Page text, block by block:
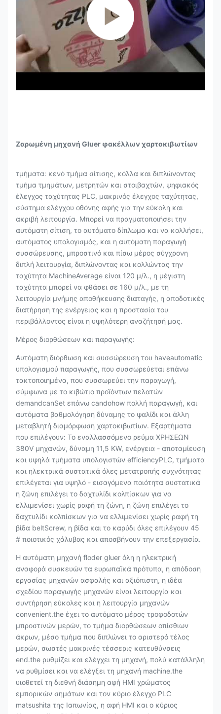
Ζαρωμένη μηχανή Gluer φακέλλων χαρτοκιβωτίων
τμήματα: κενό τμήμα σίτισης, κόλλα και διπλώνοντας
τμήμα τμημάτων, μετρητών και στοιβαχτών, ψηφιακός
έλεγχος ταχύτητας PLC, μακρινός έλεγχος ταχύτητας,
σύστημα ελέγχου οθόνης αφής για την εύκολη και
ακριβή λειτουργία. Μπορεί να πραγματοποιήσει την
αυτόματη σίτιση, το αυτόματο δίπλωμα και να κολλήσει,
αυτόματος υπολογισμός, και η αυτόματη παραγωγή
συσσώρευσης, μπροστινό και πίσω μέρος σύγχρονη
διπλή λειτουργία, διπλώνοντας και κολλώντας την
ταχύτητα MachineAverage είναι 120 μ/λ., η μέγιστη
ταχύτητα μπορεί να φθάσει σε 160 μ/λ., με τη
λειτουργία μνήμης αποθήκευσης διαταγής, η αποδοτικές
διατήρηση της ενέργειας και η προστασία του
περιβάλλοντος είναι η υψηλότερη αναζήτησή μας.
Μέρος διορθώσεων και παραγωγής:
Αυτόματη διόρθωση και συσσώρευση του haveautomatic
υπολογισμού παραγωγής, που συσσωρεύεται επάνω
τακτοποιημένα, που συσσωρεύει την παραγωγή,
σύμφωνα με το κιβώτιο προϊόντων πελατών
demandcanSet επάνω candohow πολλή παραγωγή, και
αυτόματα βαθμολόγηση δύναμης το ψαλίδι και άλλη
μεταβλητή διαμόρφωση χαρτοκιβωτίων. Εξαρτήματα
που επιλέγουν: Το εναλλασσόμενο ρεύμα ΧΡΗΣΕΩΝ
380V μηχανών, δύναμη 11,5 KW, ενέργεια - αποταμίευση
και υψηλά τμήματα υπολογιστών efficiencyPLC, τμήματα
και ηλεκτρικά συστατικά όλες μετατροπής συχνότητας
επιλέγεται για υψηλό - εισαγόμενα ποιότητα συστατικά
η ζώνη επιλέγει το δαχτυλίδι κολπίσκων για να
ελλιμενίσει χωρίς ραφή τη ζώνη, η ζώνη επιλέγει το
δαχτυλίδι κολπίσκων για να ελλιμενίσει χωρίς ραφή τη
βίδα beltScrew, η βίδα και το καρύδι όλες επιλέγουν 45
# ποιοτικός χάλυβας και αποσβήνουν την επεξεργασία.
Η αυτόματη μηχανή floder gluer όλη η ηλεκτρική
αναφορά συσκευών τα ευρωπαϊκά πρότυπα, η απόδοση
εργασίας μηχανών ασφαλής και αξιόπιστη, η ιδέα
σχεδίου παραγωγής μηχανών είναι λειτουργία και
συντήρηση εύκολες και η λειτουργία μηχανών
convenient.the έχει το αυτόματο μέρος τροφοδοτών
μπροστινών μερών, το τμήμα διορθώσεων οπίσθιων
άκρων, μέσο τμήμα που διπλώνει το αριστερό τέλος
μερών, σωστές μακρινές τέσσερις κατευθύνσεις
end.the ρυθμίζει και ελέγχει τη μηχανή, πολύ κατάλληλη
να ρυθμίσει και να ελέγξει τη μηχανή machine.the
υιοθετεί τη διεθνή διάσημη αφή HMI χρώματος
εμπορικών σημάτων και τον κύριο έλεγχο PLC
matsushita της Ιαπωνίας, η αφή HMI και ο κύριος